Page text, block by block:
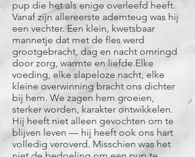
pup die het als enige overleefd heeft.
Vanaf zijn allereerste ademteug was hij
een vechter. Een klein, kwetsbaar
mannetje dat met de fles werd
grootgebracht, dag en nacht omringd
door zorg, warmte en liefde.Elke
voeding, elke slapeloze nacht, elke
kleine overwinning bracht ons dichter
bij hem. We zagen hem groeien,
sterker worden, karakter ontwikkelen.
Hij heeft niet alleen gevochten om te
blijven leven — hij heeft ook ons hart
volledig veroverd. Misschien was het